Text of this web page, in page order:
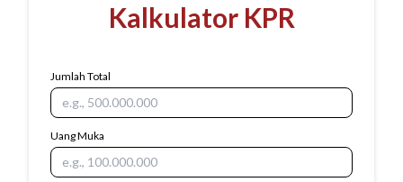
Kalkulator KPR
Jumlah Total
Uang Muka